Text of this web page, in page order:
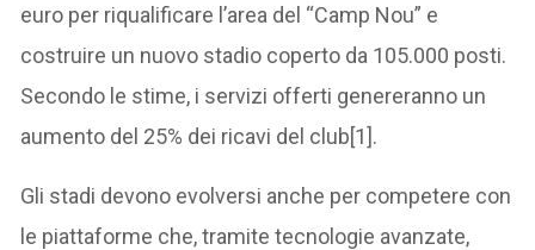
euro per riqualificare l’area del “Camp Nou” e
costruire un nuovo stadio coperto da 105.000 posti.
Secondo le stime, i servizi offerti genereranno un
aumento del 25% dei ricavi del club[1].
Gli stadi devono evolversi anche per competere con
le piattaforme che, tramite tecnologie avanzate,